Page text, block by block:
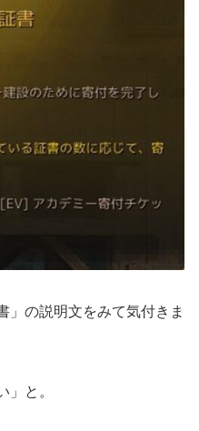
」の説明文をみて気付きま
」と。